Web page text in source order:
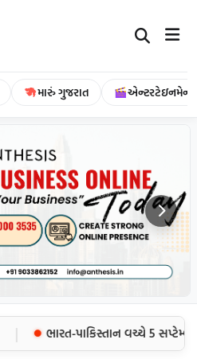
મારું ગુજરાત એન્ટરટેઇનમેન્ટ
ભારત-પાકિસ્તાન વચ્ચે 5 સપ્ટેમ્બરે